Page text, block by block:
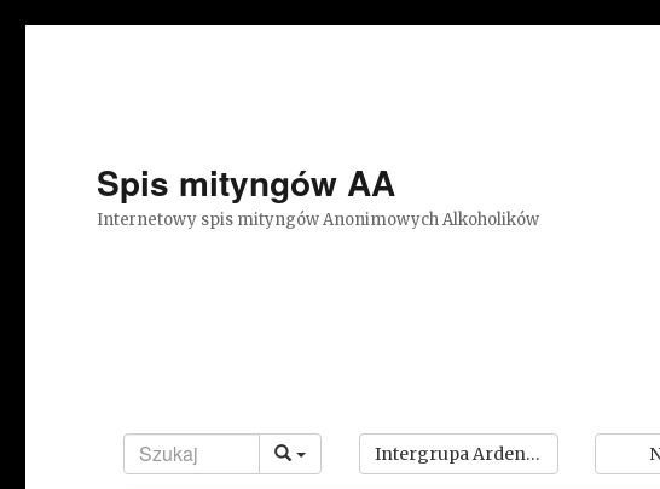
Spis mityngów AA
Internetowy spis mityngów Anonimowych Alkoholików
Intergrupa Ardeny